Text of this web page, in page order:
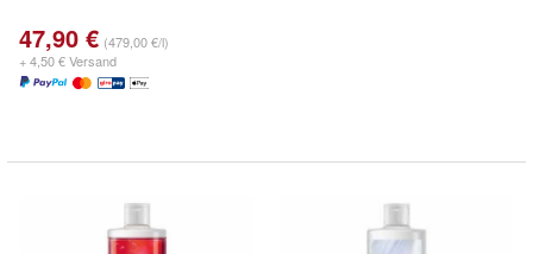
47,90 € (479,00 €/l)
+ 4,50 € Versand